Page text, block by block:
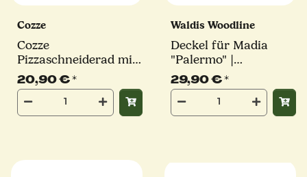
Cozze
Cozze
Pizzaschneiderad mit
Softgrip | Ø110 mm
20,90 €*
Waldis Woodline
Deckel für Madia
"Palermo" |
traditionelle
Teigschüssel | Waldis
29,90 €*